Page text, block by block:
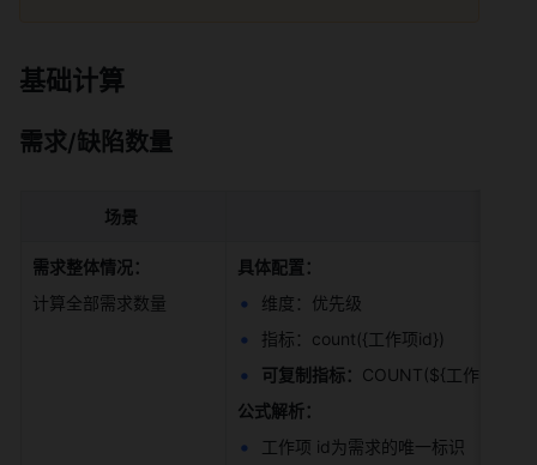
基础计算
需求/缺陷数量
场景
需求整体情况：
计算全部需求数量
具体配置：
维度：优先级
指标：count({工作项id})
可复制指标： COUNT(${工作项id})
公式解析：
工作项 id为需求的唯一标识